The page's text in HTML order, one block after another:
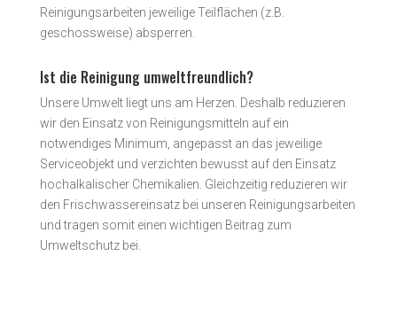
Reinigungsarbeiten jeweilige Teilflächen (z.B.
geschossweise) absperren.
Ist die Reinigung umweltfreundlich?
Unsere Umwelt liegt uns am Herzen. Deshalb reduzieren
wir den Einsatz von Reinigungsmitteln auf ein
notwendiges Minimum, angepasst an das jeweilige
Serviceobjekt und verzichten bewusst auf den Einsatz
hochalkalischer Chemikalien. Gleichzeitig reduzieren wir
den Frischwassereinsatz bei unseren Reinigungsarbeiten
und tragen somit einen wichtigen Beitrag zum
Umweltschutz bei.